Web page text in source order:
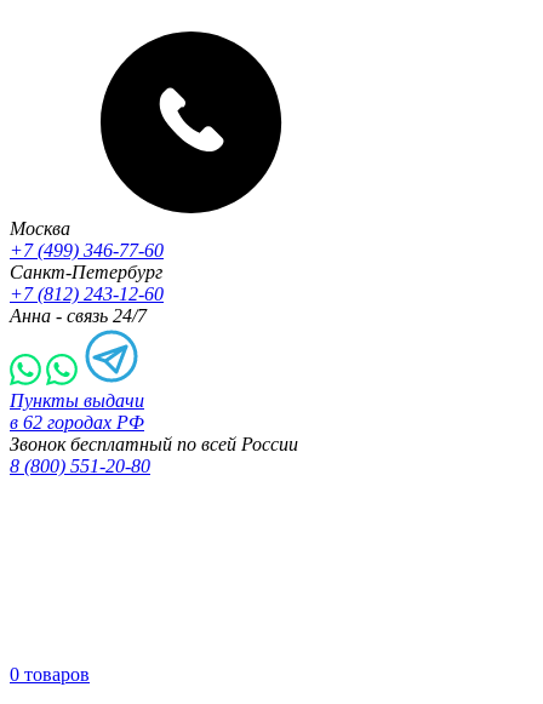
Москва
+7 (499) 346-77-60
Санкт-Петербург
+7 (812) 243-12-60
Анна - связь 24/7
Пункты выдачи
в 62 городах РФ
Звонок бесплатный по всей России
8 (800) 551-20-80
0 товаров